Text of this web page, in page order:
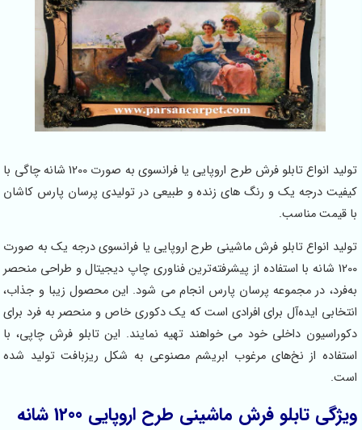
تولید انواع تابلو فرش طرح اروپایی یا فرانسوی به صورت 1200 شانه چاگی با
کیفیت درجه یک و رنگ های زنده و طبیعی در تولیدی پرسان پارس کاشان
با قیمت مناسب.
تولید انواع تابلو فرش ماشینی طرح اروپایی یا فرانسوی درجه یک به صورت
1200 شانه با استفاده از پیشرفته‌ترین فناوری‌ چاپ دیجیتال و طراحی‌ منحصر
به‌فرد، در مجموعه پرسان پارس انجام می شود. این محصول زیبا و جذاب،
انتخابی ایده‌آل برای افرادی است که یک دکوری خاص و منحصر به فرد برای
دکوراسیون داخلی خود می خواهند تهیه نمایند. این تابلو فرش‌ چاپی، با
استفاده از نخ‌های مرغوب ابریشم مصنوعی به شکل ریزبافت تولید شده
است.
ویژگی‌ تابلو فرش ماشینی طرح اروپایی 1200 شانه